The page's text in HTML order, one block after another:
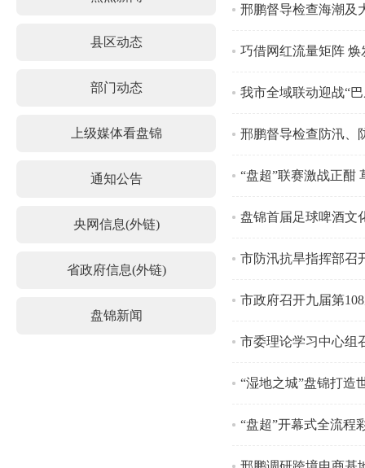
县区动态
部门动态
上级媒体看盘锦
通知公告
央网信息(外链)
省政府信息(外链)
盘锦新闻
邢鹏督导检查海潮及
巧借网红流量矩阵 焕
我市全域联动迎战“巴
邢鹏督导检查防汛、
“盘超”联赛激战正酣
盘锦首届足球啤酒文
市防汛抗旱指挥部召
市政府召开九届第
市委理论学习中心组
“湿地之城”盘锦打造
“盘超”开幕式全流程